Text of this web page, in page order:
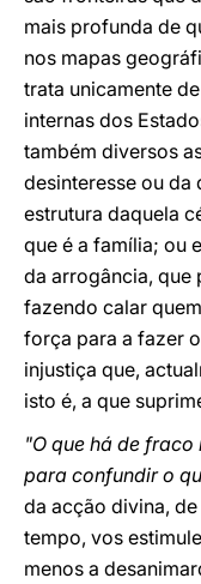
mais profunda de
nos mapas
trata unicamente
internas dos
também diversos
desinteresse ou da
estrutura daquela
que é a família; ou
da arrogância, que
fazendo calar
força para a fazer
injustiça que,
isto é, a que
"O que há de fraco
para confundir o
da acção divina,
tempo, vos
menos a